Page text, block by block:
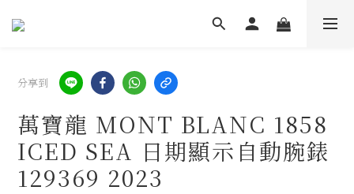
分享到
萬寶龍 MONT BLANC 1858
ICED SEA 日期顯示自動腕錶
129369 2023